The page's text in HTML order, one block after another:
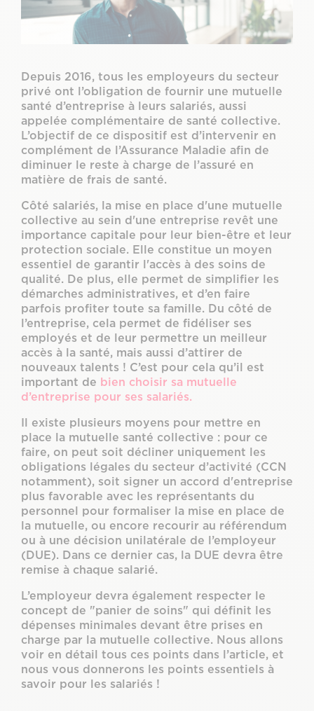
Notre dossier mutuelle d’entreprise
Depuis 2016, tous les employeurs du secteur
privé ont l’obligation de fournir une mutuelle
santé d’entreprise à leurs salariés, aussi
appelée complémentaire de santé collective.
L’objectif de ce dispositif est d’intervenir en
complément de l’Assurance Maladie afin de
diminuer le reste à charge de l’assuré en
matière de frais de santé.
Côté salariés, la mise en place d'une mutuelle
collective au sein d'une entreprise revêt une
importance capitale pour leur bien-être et leur
protection sociale. Elle constitue un moyen
essentiel de garantir l'accès à des soins de
qualité. De plus, elle permet de simplifier les
démarches administratives, et d’en faire
parfois profiter toute sa famille. Du côté de
l’entreprise, cela permet de fidéliser ses
employés et de leur permettre un meilleur
accès à la santé, mais aussi d’attirer de
nouveaux talents ! C’est pour cela qu’il est
important de bien choisir sa mutuelle
d’entreprise pour ses salariés.
Il existe plusieurs moyens pour mettre en
place la mutuelle santé collective : pour ce
faire, on peut soit décliner uniquement les
obligations légales du secteur d’activité (CCN
notamment), soit signer un accord d'entreprise
plus favorable avec les représentants du
personnel pour formaliser la mise en place de
la mutuelle, ou encore recourir au référendum
ou à une décision unilatérale de l’employeur
(DUE). Dans ce dernier cas, la DUE devra être
remise à chaque salarié.
L’employeur devra également respecter le
concept de "panier de soins" qui définit les
dépenses minimales devant être prises en
charge par la mutuelle collective. Nous allons
voir en détail tous ces points dans l’article, et
nous vous donnerons les points essentiels à
savoir pour les salariés !